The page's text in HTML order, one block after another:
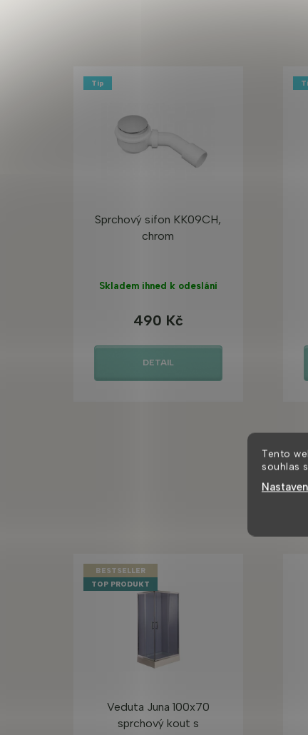
Tento
souhlas
Tip
Sprchový sifon KK09CH,
chrom
Skladem ihned k odeslání
490 Kč
DETAIL
BESTSELLER
TOP PRODUKT
Veduta Juna 100x70
sprchový kout s